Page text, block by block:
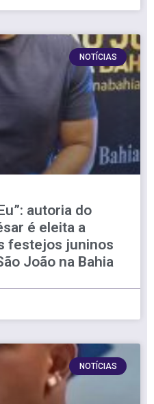
NOTÍCIAS
autoria do
é eleita a
festejos juninos
João na Bahia
NOTÍCIAS